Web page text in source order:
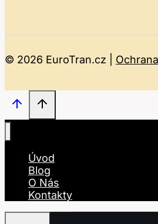
© 2026 EuroTran.cz |
Úvod
Blog
O Nás
Kontakty